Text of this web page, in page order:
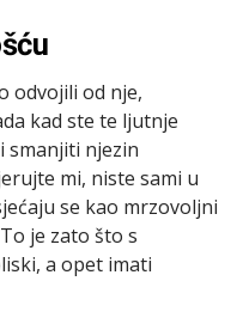
odvojili od nje,
kad ste te ljutnje
smanjiti njezin
mi, niste sami u
se kao mrzovoljni
je zato što s
a opet imati